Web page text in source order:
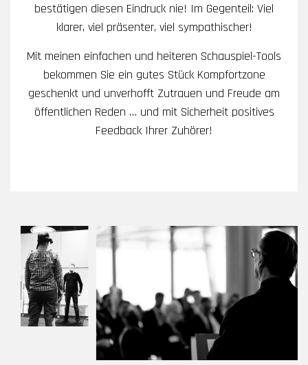
bestätigen diesen Eindruck nie! Im Gegenteil: Viel
klarer, viel präsenter, viel sympathischer!
Mit meinen einfachen und heiteren Schauspiel-Tools
bekommen Sie ein gutes Stück Kompfortzone
geschenkt und unverhofft Zutrauen und Freude am
öffentlichen Reden … und mit Sicherheit positives
Feedback Ihrer Zuhörer!